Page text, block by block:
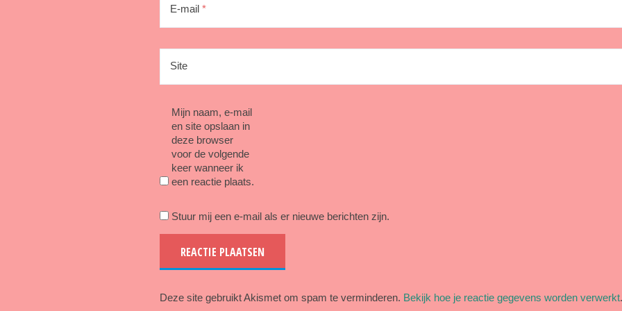
E-mail *
Site
Mijn naam, e-mail
en site opslaan in
deze browser
voor de volgende
keer wanneer ik
een reactie plaats.
Stuur mij een e-mail als er nieuwe berichten zijn.
Deze site gebruikt Akismet om spam te verminderen. Bekijk hoe je reactie gegevens worden verwerkt.